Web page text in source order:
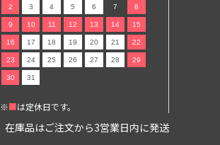
2 3 4 5 6 7 8
9 10 11 12 13 14 15
16 17 18 19 20 21 22
23 24 25 26 27 28 29
30 31
※■は定休日です。
在庫品はご注文から3営業日内に発送